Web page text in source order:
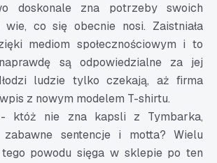
doskonale zna potrzeby swoich
co się obecnie nosi. Zaistniała
mediom społecznościowym i to
są odpowiedzialne za jej
ludzie tylko czekają, aż firma
z nowym modelem T-shirtu.
któż nie zna kapsli z Tymbarka,
zabawne sentencje i motta? Wielu
tego powodu sięga w sklepie po ten